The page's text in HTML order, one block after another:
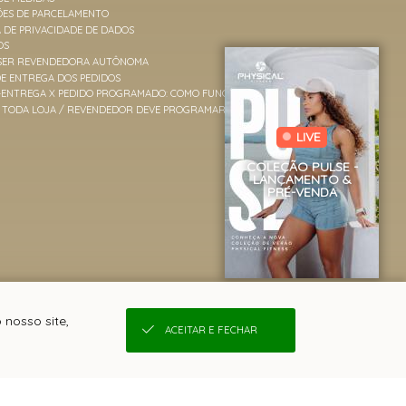
DE PARCELAMENTO
DE PRIVACIDADE DE DADOS
REVENDEDORA AUTÔNOMA
ENTREGA DOS PEDIDOS
X PEDIDO PROGRAMADO: COMO FUNCIONAM
LOJA / REVENDEDOR DEVE PROGRAMAR PEDIDOS?
LIVE
COLEÇÃO PULSE -
LANÇAMENTO &
PRÉ-VENDA
site,
ACEITAR E FECHAR